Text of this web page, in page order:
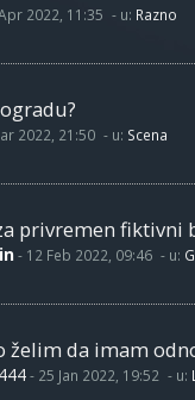
2022, 11:35 - u: Razno
2022, 21:50 - u: Scena
privremen
- 12 Feb 2022, 09:46 - u:
želim da imam
- 25 Jan 2022, 19:52 - u: